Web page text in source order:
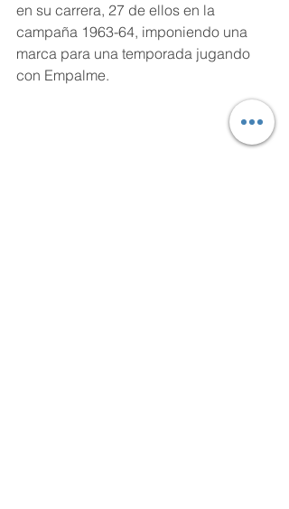
en su carrera, 27 de ellos en la
campaña 1963-64, imponiendo una
marca para una temporada jugando
con Empalme.